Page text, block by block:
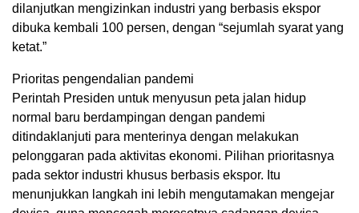
dilanjutkan mengizinkan industri yang berbasis ekspor
dibuka kembali 100 persen, dengan “sejumlah syarat yang
ketat.”
Prioritas pengendalian pandemi
Perintah Presiden untuk menyusun peta jalan hidup
normal baru berdampingan dengan pandemi
ditindaklanjuti para menterinya dengan melakukan
pelonggaran pada aktivitas ekonomi. Pilihan prioritasnya
pada sektor industri khusus berbasis ekspor. Itu
menunjukkan langkah ini lebih mengutamakan mengejar